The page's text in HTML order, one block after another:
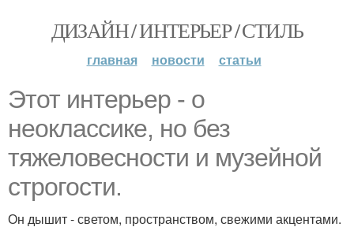
ДИЗАЙН / ИНТЕРЬЕР / СТИЛЬ
главная новости статьи
Этот интерьер - о
неоклассике, но без
тяжеловесности и музейной
строгости.
Он дышит - светом, пространством, свежими акцентами.